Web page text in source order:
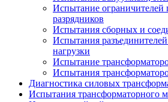
Испытание ограничителей
разрядников
Испытания сборных и
Испытания
нагрузки
Испытание
Испытания
Диагностика силовых
Испытания трансформаторного